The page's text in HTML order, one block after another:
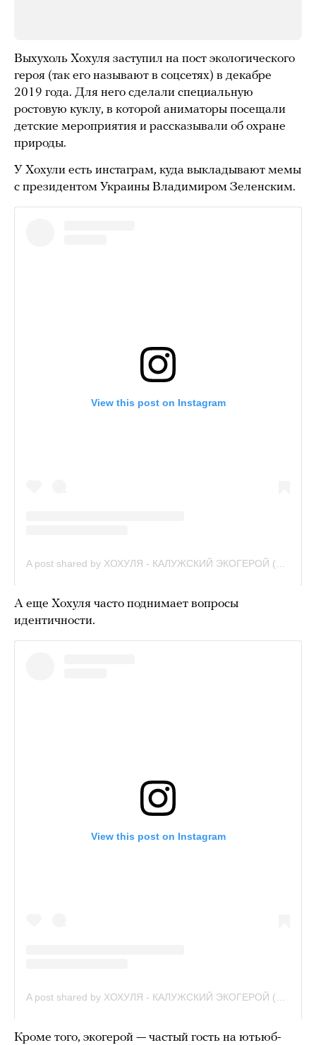
Выхухоль Хохуля заступил на пост экологического
героя (так его называют в соцсетях) в декабре
2019 года. Для него сделали специальную
ростовую куклу, в которой аниматоры посещали
детские мероприятия и рассказывали об охране
природы.
У Хохули есть инстаграм, куда выкладывают мемы
с президентом Украины Владимиром Зеленским.
А еще Хохуля часто поднимает вопросы
идентичности.
Кроме того, экогерой — частый гость на ютьюб-